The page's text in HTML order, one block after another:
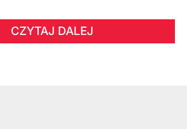
CZYTAJ DALEJ